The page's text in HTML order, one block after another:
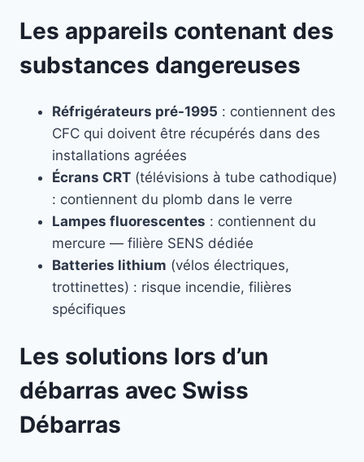
Les appareils contenant des
substances dangereuses
Réfrigérateurs pré-1995 : contiennent des
CFC qui doivent être récupérés dans des
installations agréées
Écrans CRT (télévisions à tube cathodique)
: contiennent du plomb dans le verre
Lampes fluorescentes : contiennent du
mercure — filière SENS dédiée
Batteries lithium (vélos électriques,
trottinettes) : risque incendie, filières
spécifiques
Les solutions lors d’un
débarras avec Swiss
Débarras